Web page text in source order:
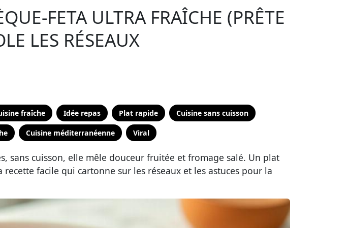
FETA ULTRA FRAÎCHE (PRÊTE
LES RÉSEAUX
fraîche Idée repas Plat rapide Cuisine sans cuisson
Cuisine méditerranéenne Viral
sans cuisson, elle mêle douceur fruitée et fromage salé. Un plat
facile qui cartonne sur les réseaux et les astuces pour la